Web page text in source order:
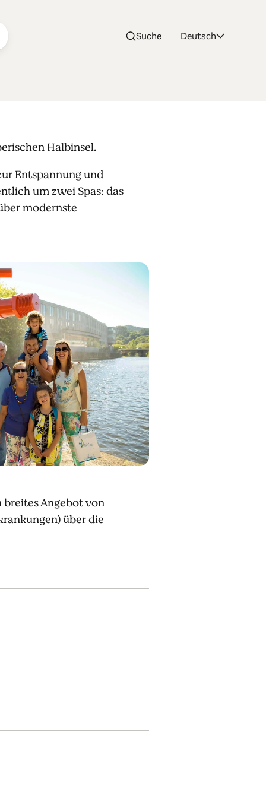
Suche Deutsch
Halbinsel.
Entspannung und
um zwei Spas: das
modernste
breites Angebot von
über die